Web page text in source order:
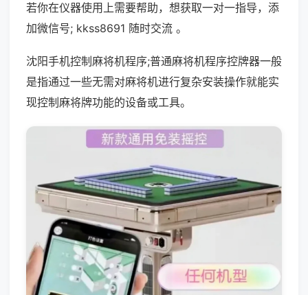
若你在仪器使用上需要帮助，想获取一对一指导，添
加微信号; kkss8691 随时交流 。
沈阳手机控制麻将机程序;普通麻将机程序控牌器一般
是指通过一些无需对麻将机进行复杂安装操作就能实
现控制麻将牌功能的设备或工具。